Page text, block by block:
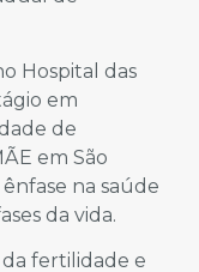
Hospital das
em
de
em São
na saúde
da vida.
fertilidade e